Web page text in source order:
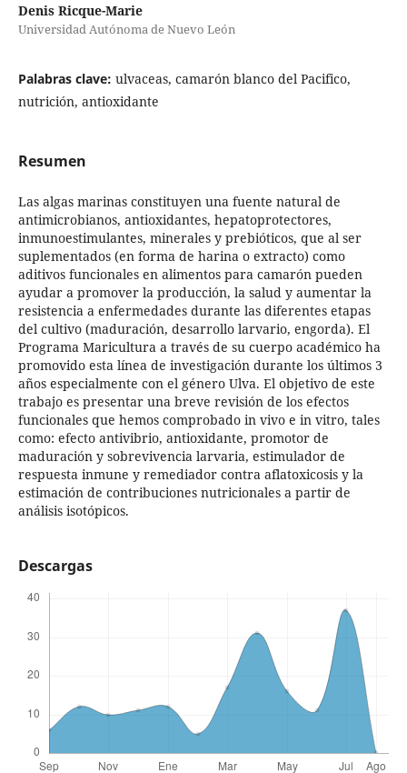
Denis Ricque-Marie
Universidad Autónoma de Nuevo León
Palabras clave: ulvaceas, camarón blanco del Pacifico,
nutrición, antioxidante
Resumen
Las algas marinas constituyen una fuente natural de
antimicrobianos, antioxidantes, hepatoprotectores,
inmunoestimulantes, minerales y prebióticos, que al ser
suplementados (en forma de harina o extracto) como
aditivos funcionales en alimentos para camarón pueden
ayudar a promover la producción, la salud y aumentar la
resistencia a enfermedades durante las diferentes etapas
del cultivo (maduración, desarrollo larvario, engorda). El
Programa Maricultura a través de su cuerpo académico ha
promovido esta línea de investigación durante los últimos 3
años especialmente con el género Ulva. El objetivo de este
trabajo es presentar una breve revisión de los efectos
funcionales que hemos comprobado in vivo e in vitro, tales
como: efecto antivibrio, antioxidante, promotor de
maduración y sobrevivencia larvaria, estimulador de
respuesta inmune y remediador contra aflatoxicosis y la
estimación de contribuciones nutricionales a partir de
análisis isotópicos.
Descargas